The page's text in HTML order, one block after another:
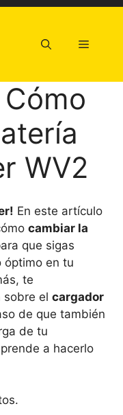
Menú
WV2
En este artículo
cambiar la
que sigas
óptimo en tu
te
sobre el cargador
de que también
de tu
a hacerlo